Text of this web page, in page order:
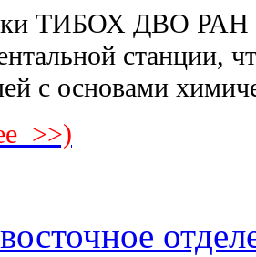
ТИБОХ ДВО РАН
станции,
с основами
>>)